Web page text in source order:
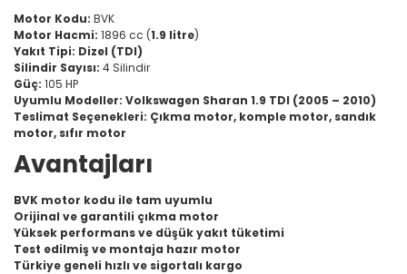
Motor Kodu: BVK
Motor Hacmi: 1896 cc (1.9 litre)
Yakıt Tipi: Dizel (TDI)
Silindir Sayısı: 4 Silindir
Güç: 105 HP
Uyumlu Modeller: Volkswagen Sharan 1.9 TDI (2005 – 2010)
Teslimat Seçenekleri: Çıkma motor, komple motor, sandık
motor, sıfır motor
Avantajları
BVK motor kodu ile tam uyumlu
Orijinal ve garantili çıkma motor
Yüksek performans ve düşük yakıt tüketimi
Test edilmiş ve montaja hazır motor
Türkiye geneli hızlı ve sigortalı kargo